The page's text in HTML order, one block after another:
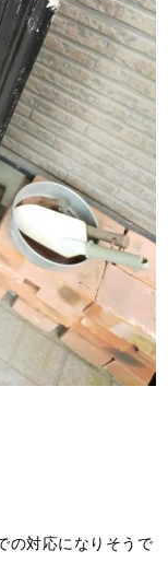
の対応になりそうで